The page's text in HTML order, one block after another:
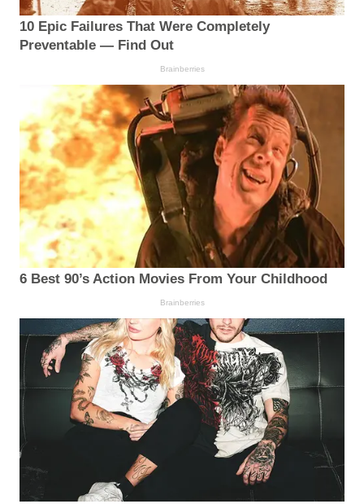
10 Epic Failures That Were Completely
Preventable — Find Out
Brainberries
6 Best 90’s Action Movies From Your Childhood
Brainberries